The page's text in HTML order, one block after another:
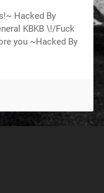
Hacked By
KBKB \!/Fuck
you ~Hacked By